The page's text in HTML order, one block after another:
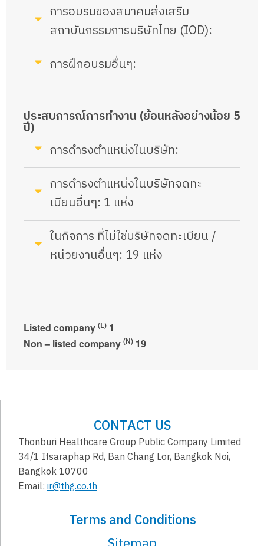
การอบรมของสมาคมส่งเสริม
สถาบันกรรมการบริษัทไทย (IOD):
การฝึกอบรมอื่นๆ:
ประสบการณ์การทำงาน (ย้อนหลังอย่างน้อย 5
ปี)
การดำรงตำแหน่งในบริษัท:
การดำรงตำแหน่งในบริษัทจดทะ
เบียนอื่นๆ: 1 แห่ง
ในกิจการ ที่ไม่ใช่บริษัทจดทะเบียน /
หน่วยงานอื่นๆ: 19 แห่ง
Listed company (L) 1
Non – listed company (N) 19
CONTACT US
Thonburi Healthcare Group Public Company Limited
34/1 Itsaraphap Rd, Ban Chang Lor, Bangkok Noi,
Bangkok 10700
Email:ir@thg.co.th
Terms and Conditions